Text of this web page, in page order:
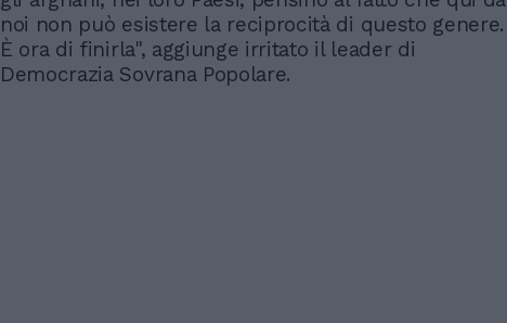
noi non può esistere la reciprocità di questo genere.
È ora di finirla", aggiunge irritato il leader di
Democrazia Sovrana Popolare.